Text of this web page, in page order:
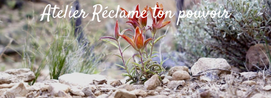
Atelier Réclame ton pouvoir